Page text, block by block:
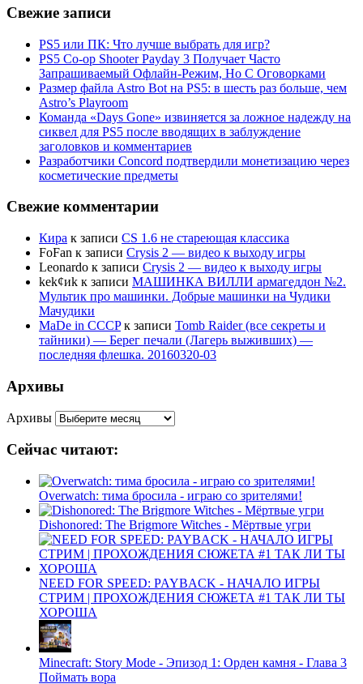
Свежие записи
PS5 или ПК: Что лучше выбрать для игр?
PS5 Co-op Shooter Payday 3 Получает Часто
Запрашиваемый Офлайн-Режим, Но С Оговорками
Размер файла Astro Bot на PS5: в шесть раз больше, чем
Astro’s Playroom
Команда «Days Gone» извиняется за ложное надежду на
сиквел для PS5 после вводящих в заблуждение
заголовков и комментариев
Разработчики Concord подтвердили монетизацию через
косметические предметы
Свежие комментарии
Кира к записи CS 1.6 не стареющая классика
FoFan к записи Crysis 2 — видео к выходу игры
Leonardo к записи Crysis 2 — видео к выходу игры
kek¢иk к записи МАШИНКА ВИЛЛИ армагеддон №2.
Мультик про машинки. Добрые машинки на Чудики
Мачудики
MaDe in CCCPк записи Tomb Raider (все секреты и
тайники) — Берег печали (Лагерь выживших) —
последняя флешка. 20160320-03
Архивы
Архивы
Сейчас читают:
Overwatch: тима бросила - играю со зрителями!
Dishonored: The Brigmore Witches - Мёртвые угри
NEED FOR SPEED: PAYBACK - НАЧАЛО ИГРЫ
СТРИМ | ПРОХОЖДЕНИЯ СЮЖЕТА #1 ТАК ЛИ ТЫ
ХОРОША
Minecraft: Story Mode - Эпизод 1: Орден камня - Глава 3
Поймать вора